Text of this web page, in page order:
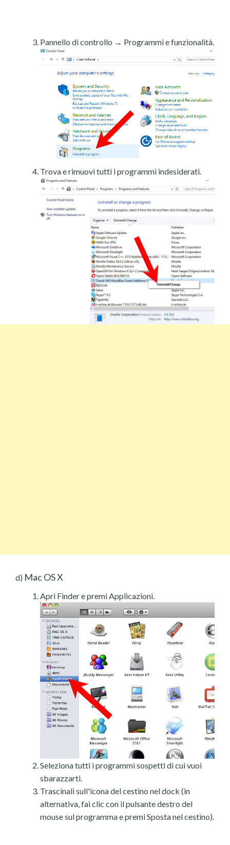
Pannello di controllo → Programmi e funzionalità.
Trova e rimuovi tutti i programmi indesiderati.
d) Mac OS X
Apri Finder e premi Applicazioni.
Seleziona tutti i programmi sospetti di cui vuoi
sbarazzarti.
Trascinali sull'icona del cestino nel dock (in
alternativa, fai clic con il pulsante destro del
mouse sul programma e premi Sposta nel cestino).